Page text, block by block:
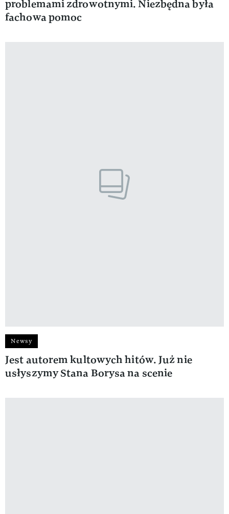
problemami zdrowotnymi. Niezbędna była
fachowa pomoc
Newsy
Jest autorem kultowych hitów. Już nie
usłyszymy Stana Borysa na scenie